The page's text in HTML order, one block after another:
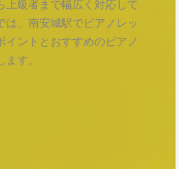
上級者まで幅広く対応して
は、南安城駅でピアノレッ
イントとおすすめのピアノ
す。